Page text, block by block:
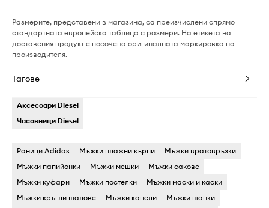
Размерите, представени в магазина, са преизчислени спрямо
стандартната европейска таблица с размери. На етикета на
доставения продукт е посочена оригиналната маркировка на
производителя.
Тагове
Аксесоари Diesel
Часовници Diesel
Раници Adidas Мъжки плажни кърпи
Мъжки вратовръзки
Мъжки папийонки
Мъжки мешки
Мъжки сакове
Мъжки куфари
Мъжки постелки
Мъжки маски и каски
Мъжки кръгли шалове
Мъжки капели
Мъжки шапки